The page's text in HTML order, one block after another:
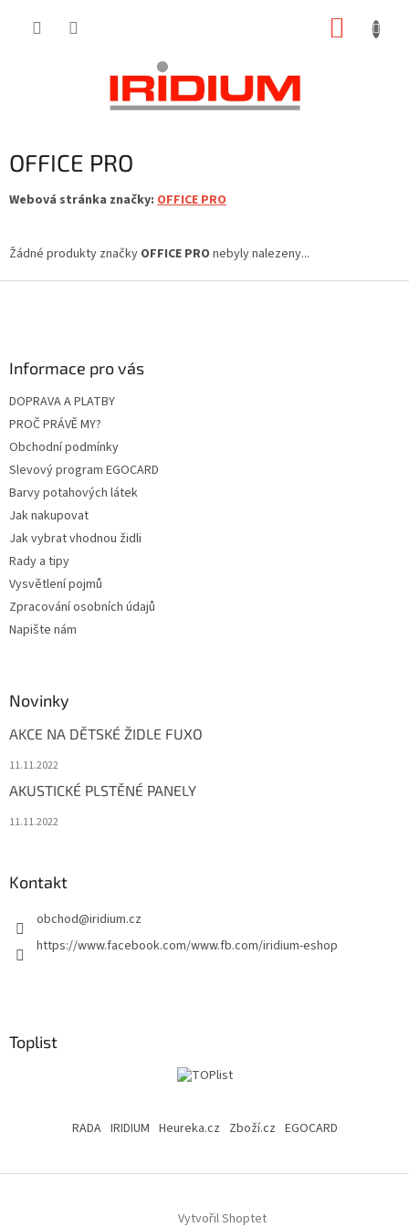
OFFICE PRO
Webová stránka značky: OFFICE PRO
Žádné produkty značky OFFICE PRO nebyly nalezeny...
Informace pro vás
DOPRAVA A PLATBY
PROČ PRÁVĚ MY?
Obchodní podmínky
Slevový program EGOCARD
Barvy potahových látek
Jak nakupovat
Jak vybrat vhodnou židli
Rady a tipy
Vysvětlení pojmů
Zpracování osobních údajů
Napište nám
Novinky
AKCE NA DĚTSKÉ ŽIDLE FUXO
11.11.2022
AKUSTICKÉ PLSTĚNÉ PANELY
11.11.2022
Kontakt
obchod@iridium.cz
https://www.facebook.com/www.fb.com/iridium-eshop
Toplist
RADA IRIDIUM Heureka.cz Zboží.cz EGOCARD
Vytvořil Shoptet